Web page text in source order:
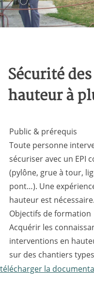
Sécurité
hauteur à
Public & prérequis
Toute personne
sécuriser avec un EPI
(pylône, grue à tour,
pont…). Une
hauteur est nécessaire.
Objectifs de formation
Acquérir les
interventions en
sur des chantiers
télécharger la